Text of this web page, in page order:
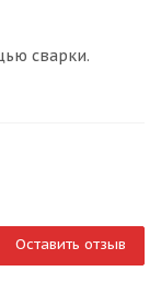
сварки.
Оставить отзыв